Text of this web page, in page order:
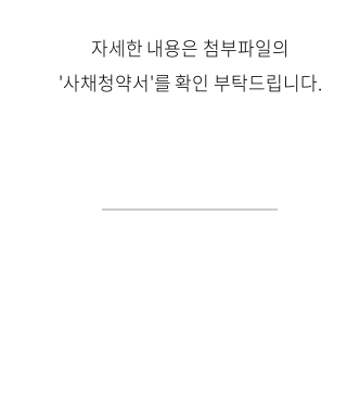
자세한 내용은 첨부파일의
'사채청약서'를 확인 부탁드립니다.